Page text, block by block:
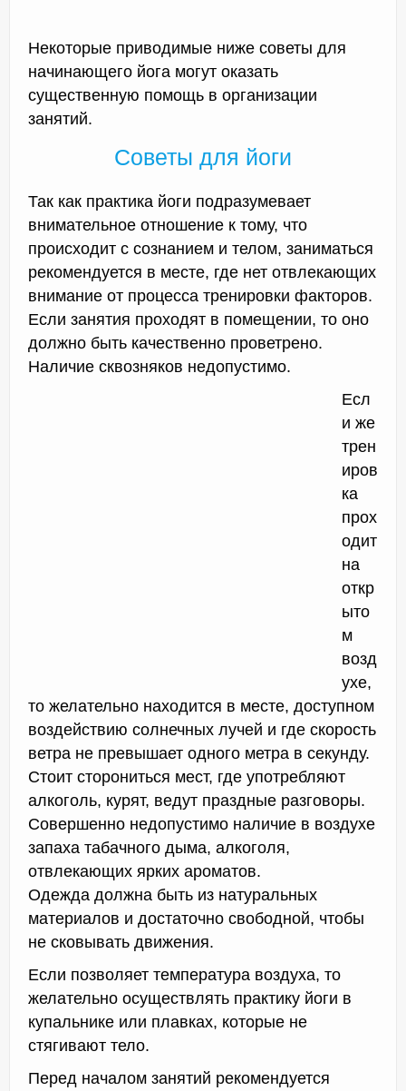
Некоторые приводимые ниже советы для
начинающего йога могут оказать
существенную помощь в организации
занятий.
Советы для йоги
Так как практика йоги подразумевает
внимательное отношение к тому, что
происходит с сознанием и телом, заниматься
рекомендуется в месте, где нет отвлекающих
внимание от процесса тренировки факторов.
Если занятия проходят в помещении, то оно
должно быть качественно проветрено.
Наличие сквозняков недопустимо.
Есл
и же
трен
иров
ка
прох
одит
на
откр
ыто
м
возд
ухе,
то желательно находится в месте, доступном
воздействию солнечных лучей и где скорость
ветра не превышает одного метра в секунду.
Стоит сторониться мест, где употребляют
алкоголь, курят, ведут праздные разговоры.
Совершенно недопустимо наличие в воздухе
запаха табачного дыма, алкоголя,
отвлекающих ярких ароматов.
Одежда должна быть из натуральных
материалов и достаточно свободной, чтобы
не сковывать движения.
Если позволяет температура воздуха, то
желательно осуществлять практику йоги в
купальнике или плавках, которые не
стягивают тело.
Перед началом занятий рекомендуется